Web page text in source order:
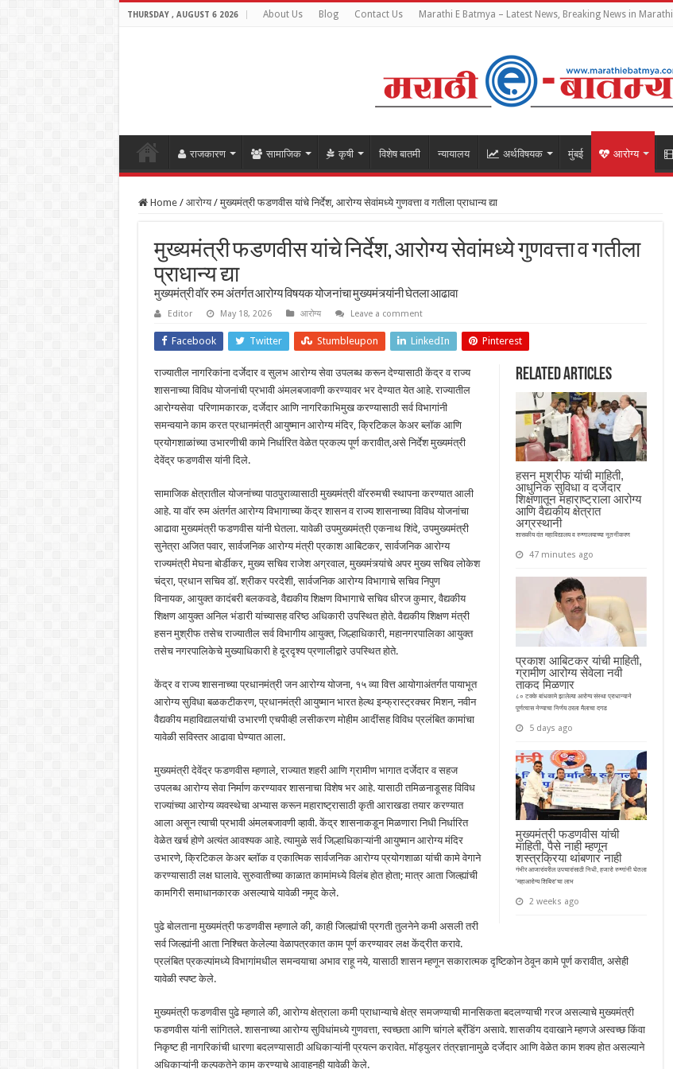
THURSDAY , AUGUST 6 2026 About Us Blog Contact Us Marathi E Batmya – Latest News, Breaking News in Marathi
राजकारण सामाजिक कृषी विशेष बातमी न्यायालय अर्थविषयक मुंबई आरोग्य
Home / आरोग्य / मुख्यमंत्री फडणवीस यांचे निर्देश, आरोग्य सेवांमध्ये गुणवत्ता व गतीला प्राधान्य द्या
मुख्यमंत्री फडणवीस यांचे निर्देश, आरोग्य सेवांमध्ये गुणवत्ता व गतीला
प्राधान्य द्या
मुख्यमंत्री वॉर रुम अंतर्गत आरोग्य विषयक योजनांचा मुख्यमंत्र्यांनी घेतला आढावा
Editor May 18, 2026 आरोग्य Leave a comment
Facebook Twitter Stumbleupon LinkedIn Pinterest
Related Articles
हसन मुश्रीफ यांची माहिती,
आधुनिक सुविधा व दर्जेदार
शिक्षणातून महाराष्ट्राला आरोग्य
आणि वैद्यकीय क्षेत्रात
अग्रस्थानी
शासकीय दंत महाविद्यालय व रुग्णालयाच्या नूतनीकरण
47 minutes ago
प्रकाश आबिटकर यांची माहिती,
ग्रामीण आरोग्य सेवेला नवी
ताकद मिळणार
८० टक्के बांधकामे झालेल्या आरोग्य संस्था प्राधान्याने
पूर्णत्वास नेण्याचा निर्णय ठरला मैलाचा दगड
5 days ago
मुख्यमंत्री फडणवीस यांची
माहिती, पैसे नाही म्हणून
शस्त्रक्रिया थांबणार नाही
गंभीर आजारांवरील उपचारांसाठी निधी, हजारो रुग्णांनी घेतला
'महाआरोग्य शिबिरा'चा लाभ
2 weeks ago
राज्यातील नागरिकांना दर्जेदार व सुलभ आरोग्य सेवा उपलब्ध करून देण्यासाठी केंद्र व राज्य
शासनाच्या विविध योजनांची प्रभावी अंमलबजावणी करण्यावर भर देण्यात येत आहे. राज्यातील
आरोग्यसेवा परिणामकारक, दर्जेदार आणि नागरिकाभिमुख करण्यासाठी सर्व विभागांनी
समन्वयाने काम करत प्रधानमंत्री आयुष्मान आरोग्य मंदिर, क्रिटिकल केअर ब्लॉक आणि
प्रयोगशाळांच्या उभारणीची कामे निर्धारित वेळेत प्रकल्प पूर्ण करावीत,असे निर्देश मुख्यमंत्री
देवेंद्र फडणवीस यांनी दिले.
सामाजिक क्षेत्रातील योजनांच्या पाठपुराव्यासाठी मुख्यमंत्री वॉररुमची स्थापना करण्यात आली
आहे. या वॉर रुम अंतर्गत आरोग्य विभागाच्या केंद्र शासन व राज्य शासनाच्या विविध योजनांचा
आढावा मुख्यमंत्री फडणवीस यांनी घेतला. यावेळी उपमुख्यमंत्री एकनाथ शिंदे, उपमुख्यमंत्री
सुनेत्रा अजित पवार, सार्वजनिक आरोग्य मंत्री प्रकाश आबिटकर, सार्वजनिक आरोग्य
राज्यमंत्री मेघना बोर्डीकर, मुख्य सचिव राजेश अग्रवाल, मुख्यमंत्र्यांचे अपर मुख्य सचिव लोकेश
चंद्रा, प्रधान सचिव डॉ. श्रीकर परदेशी, सार्वजनिक आरोग्य विभागाचे सचिव निपुण
विनायक, आयुक्त कादंबरी बलकवडे, वैद्यकीय शिक्षण विभागाचे सचिव धीरज कुमार, वैद्यकीय
शिक्षण आयुक्त अनिल भंडारी यांच्यासह वरिष्ठ अधिकारी उपस्थित होते. वैद्यकीय शिक्षण मंत्री
हसन मुश्रीफ तसेच राज्यातील सर्व विभागीय आयुक्त, जिल्हाधिकारी, महानगरपालिका आयुक्त
तसेच नगरपालिकेचे मुख्याधिकारी हे दूरदृश्य प्रणालीद्वारे उपस्थित होते.
केंद्र व राज्य शासनाच्या प्रधानमंत्री जन आरोग्य योजना, १५ व्या वित्त आयोगाअंतर्गत पायाभूत
आरोग्य सुविधा बळकटीकरण, प्रधानमंत्री आयुष्मान भारत हेल्थ इन्फ्रास्ट्रक्चर मिशन, नवीन
वैद्यकीय महाविद्यालयांची उभारणी एचपीव्ही लसीकरण मोहीम आदींसह विविध प्रलंबित कामांचा
यावेळी सविस्तर आढावा घेण्यात आला.
मुख्यमंत्री देवेंद्र फडणवीस म्हणाले, राज्यात शहरी आणि ग्रामीण भागात दर्जेदार व सहज
उपलब्ध आरोग्य सेवा निर्माण करण्यावर शासनाचा विशेष भर आहे. यासाठी तमिळनाडूसह विविध
राज्यांच्या आरोग्य व्यवस्थेचा अभ्यास करून महाराष्ट्रासाठी कृती आराखडा तयार करण्यात
आला असून त्याची प्रभावी अंमलबजावणी व्हावी. केंद्र शासनाकडून मिळणारा निधी निर्धारित
वेळेत खर्च होणे अत्यंत आवश्यक आहे. त्यामुळे सर्व जिल्हाधिकाऱ्यांनी आयुष्मान आरोग्य मंदिर
उभारणे, क्रिटिकल केअर ब्लॉक व एकात्मिक सार्वजनिक आरोग्य प्रयोगशाळा यांची कामे वेगाने
करण्यासाठी लक्ष घालावे. सुरुवातीच्या काळात कामांमध्ये विलंब होत होता; मात्र आता जिल्ह्यांची
कामगिरी समाधानकारक असल्याचे यावेळी नमूद केले.
पुढे बोलताना मुख्यमंत्री फडणवीस म्हणाले की, काही जिल्ह्यांची प्रगती तुलनेने कमी असली तरी
सर्व जिल्ह्यांनी आता निश्चित केलेल्या वेळापत्रकात काम पूर्ण करण्यावर लक्ष केंद्रीत करावे.
प्रलंबित प्रकल्पांमध्ये विभागांमधील समन्वयाचा अभाव राहू नये, यासाठी शासन म्हणून सकारात्मक दृष्टिकोन ठेवून कामे पूर्ण करावीत, असेही
यावेळी स्पष्ट केले.
मुख्यमंत्री फडणवीस पुढे म्हणाले की, आरोग्य क्षेत्राला कमी प्राधान्याचे क्षेत्र समजण्याची मानसिकता बदलण्याची गरज असल्याचे मुख्यमंत्री
फडणवीस यांनी सांगितले. शासनाच्या आरोग्य सुविधांमध्ये गुणवत्ता, स्वच्छता आणि चांगले ब्रँडिंग असावे. शासकीय दवाखाने म्हणजे अस्वच्छ किंवा
निकृष्ट ही नागरिकांची धारणा बदलण्यासाठी अधिकाऱ्यांनी प्रयत्न करावेत. मॉड्युलर तंत्रज्ञानामुळे दर्जेदार आणि वेळेत काम शक्य होत असल्याने
अधिकाऱ्यांनी कल्पकतेने काम करण्याचे आवाहनही यावेळी केले.